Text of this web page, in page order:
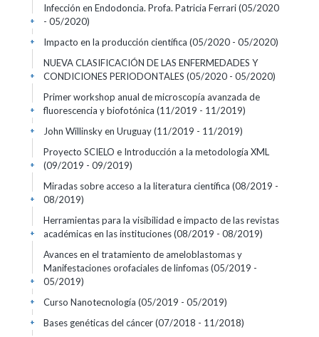
Infección en Endodoncia. Profa. Patricia Ferrari(05/2020
- 05/2020)
+
Impacto en la producción científica (05/2020 - 05/2020)
+
NUEVA CLASIFICACIÓN DE LAS ENFERMEDADES Y
CONDICIONES PERIODONTALES (05/2020 - 05/2020)
+
Primer workshop anual de microscopía avanzada de
fluorescencia y biofotónica (11/2019 - 11/2019)
+
John Willinsky en Uruguay(11/2019 - 11/2019)
+
Proyecto SCIELO e Introducción a la metodología XML
(09/2019 - 09/2019)
+
Miradas sobre acceso a la literatura científica (08/2019 -
08/2019)
+
Herramientas para la visibilidad e impacto de las revistas
académicas en las instituciones(08/2019 - 08/2019)
+
Avances en el tratamiento de ameloblastomas y
Manifestaciones orofaciales de linfomas(05/2019 -
05/2019)
+
Curso Nanotecnología (05/2019 - 05/2019)
+
Bases genéticas del cáncer(07/2018 - 11/2018)
+